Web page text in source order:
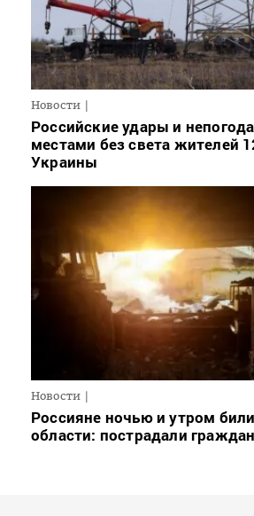
Новости
Российские удары и
местами без света жителей
Украины
Новости
Россияне ночью и утром
области: пострадали